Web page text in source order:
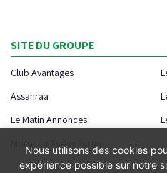
SITE DU GROUPE
Club Avantages
Assahraa
Le Matin Annonces
Morocco Today Forum
Nous utilisons des cookies
expérience possible sur notre